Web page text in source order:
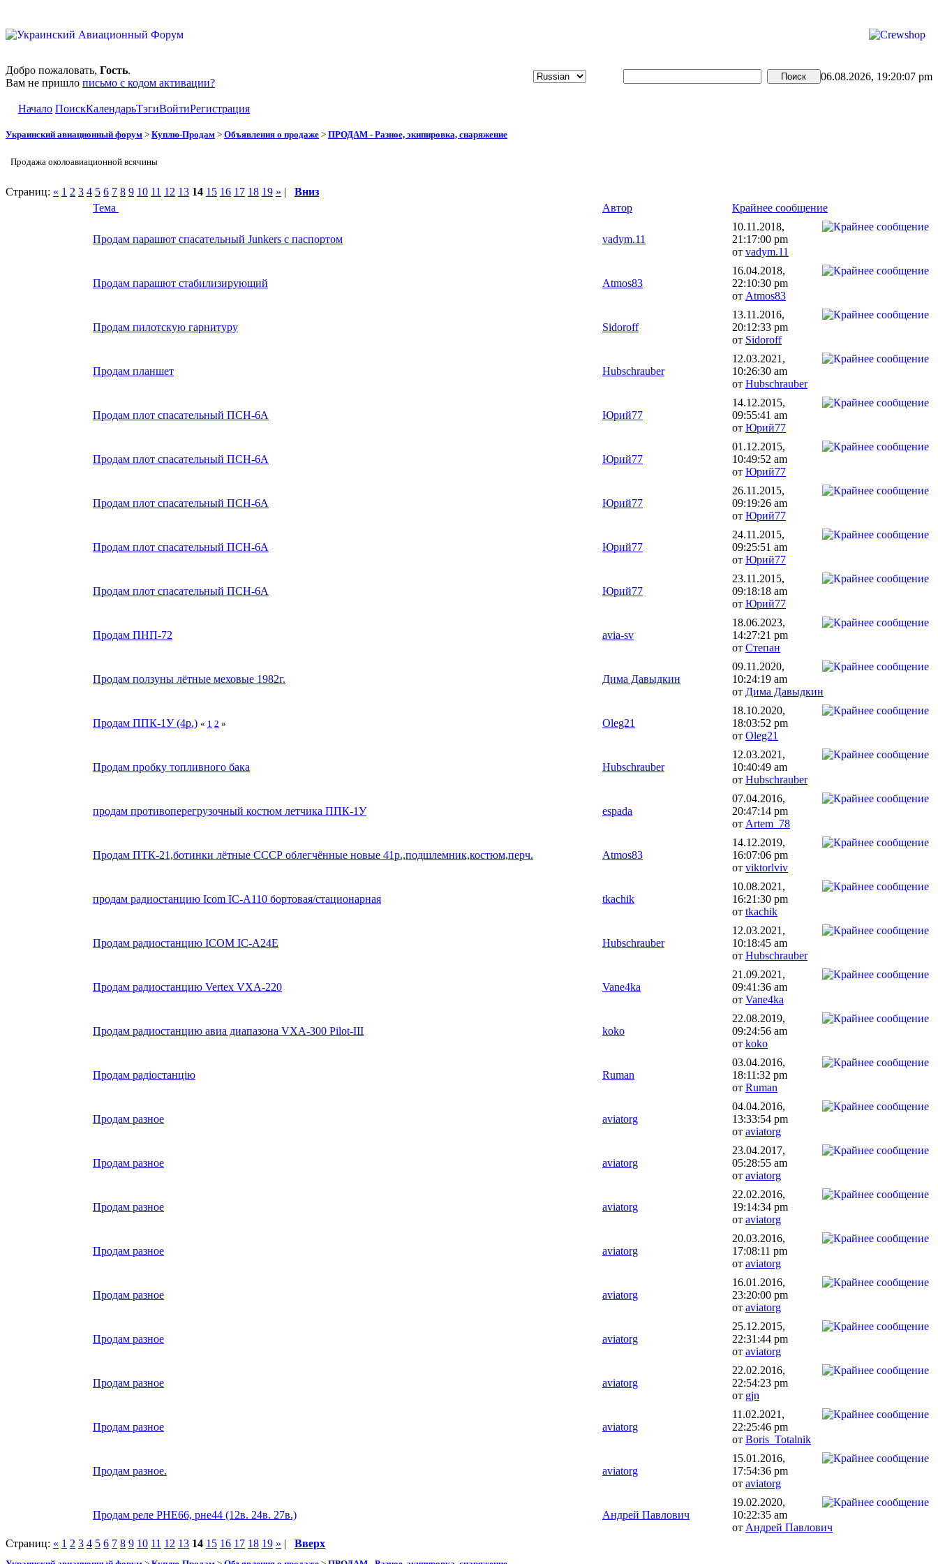
Добро пожаловать, Гость.
Вам не пришло письмо с кодом активации?
06.08.2026, 19:20:07 pm
Начало ПоискКалендарьТэгиВойтиРегистрация
Украинский авиационный форум > Куплю-Продам > Объявления о продаже > ПРОДАМ - Разное, экипировка, снаряжение
Продажа околоавиационной всячины
Страниц: « 1 2 3 4 5 6 7 8 9 10 11 12 13 14 15 16 17 18 19 » | Вниз
Тема
Автор Крайнее сообщение
Продам парашют спасательный Junkers с паспортом vadym.11
10.11.2018,
21:17:00 pm
от vadym.11
Продам парашют стабилизирующий Atmos83
16.04.2018,
22:10:30 pm
от Atmos83
Продам пилотскую гарнитуру Sidoroff
13.11.2016,
20:12:33 pm
от Sidoroff
Продам планшет Hubschrauber
12.03.2021,
10:26:30 am
от Hubschrauber
Продам плот спасательный ПСН-6А Юрий77
14.12.2015,
09:55:41 am
от Юрий77
Продам плот спасательный ПСН-6А Юрий77
01.12.2015,
10:49:52 am
от Юрий77
Продам плот спасательный ПСН-6А Юрий77
26.11.2015,
09:19:26 am
от Юрий77
Продам плот спасательный ПСН-6А Юрий77
24.11.2015,
09:25:51 am
от Юрий77
Продам плот спасательный ПСН-6А Юрий77
23.11.2015,
09:18:18 am
от Юрий77
Продам ПНП-72 avia-sv
18.06.2023,
14:27:21 pm
от Степан
Продам ползуны лётные меховые 1982г. Дима Давыдкин
09.11.2020,
10:24:19 am
от Дима Давыдкин
Продам ППК-1У (4р.) « 1 2 » Oleg21
18.10.2020,
18:03:52 pm
от Oleg21
Продам пробку топливного бака Hubschrauber
12.03.2021,
10:40:49 am
от Hubschrauber
продам противоперегрузочный костюм летчика ППК-1У espada
07.04.2016,
20:47:14 pm
от Artem_78
Продам ПТК-21,ботинки лётные СССР облегчённые новые 41р.,подшлемник,костюм,перч. Atmos83
14.12.2019,
16:07:06 pm
от viktorlviv
продам радиостанцию Icom IC-A110 бортовая/стационарная tkachik
10.08.2021,
16:21:30 pm
от tkachik
Продам радиостанцию ICOM IC-A24E Hubschrauber
12.03.2021,
10:18:45 am
от Hubschrauber
Продам радиостанцию Vertex VXA-220 Vane4ka
21.09.2021,
09:41:36 am
от Vane4ka
Продам радиостанцию авиа диапазона VXA-300 Pilot-III koko
22.08.2019,
09:24:56 am
от koko
Продам радіостанцію Ruman
03.04.2016,
18:11:32 pm
от Ruman
Продам разное aviatorg
04.04.2016,
13:33:54 pm
от aviatorg
Продам разное aviatorg
23.04.2017,
05:28:55 am
от aviatorg
Продам разное aviatorg
22.02.2016,
19:14:34 pm
от aviatorg
Продам разное aviatorg
20.03.2016,
17:08:11 pm
от aviatorg
Продам разное aviatorg
16.01.2016,
23:20:00 pm
от aviatorg
Продам разное aviatorg
25.12.2015,
22:31:44 pm
от aviatorg
Продам разное aviatorg
22.02.2016,
22:54:23 pm
от gjn
Продам разное aviatorg
11.02.2021,
22:25:46 pm
от Boris_Totalnik
Продам разное. aviatorg
15.01.2016,
17:54:36 pm
от aviatorg
Продам реле РНЕ66, рне44 (12в. 24в. 27в.) Андрей Павлович
19.02.2020,
10:22:35 am
от Андрей Павлович
Страниц: « 1 2 3 4 5 6 7 8 9 10 11 12 13 14 15 16 17 18 19 » | Вверх